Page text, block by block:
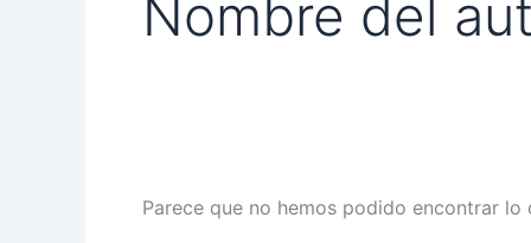
Nombre del
Parece que no hemos podido encontrar